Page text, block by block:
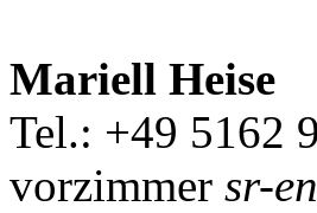
Mariell Heise
Tel.: +49 5162
vorzimmer sr-